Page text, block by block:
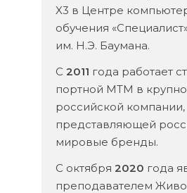
X3 в Центре
обучения
им. Н.Э. Баумана.
С 2011 года работает
портной МТМ в
российской компании,
представляющей
мировые бренды.
С октября 2020 года
преподавателем